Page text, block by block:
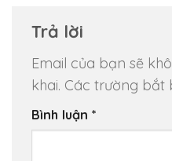
Trả lời
Email của bạn sẽ
khai. Các trường bắt
Bình luận *